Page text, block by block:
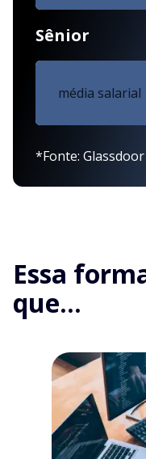
Sênior
média salarial
*Fonte:
Essa
que...